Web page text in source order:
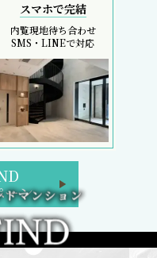
スマホで完結
内覧現地待ち合わせ
SMS・LINEで対応
ーン